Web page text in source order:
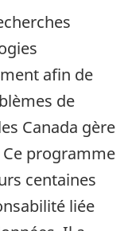
afin de
de
Canada gère
programme
centaines
liée